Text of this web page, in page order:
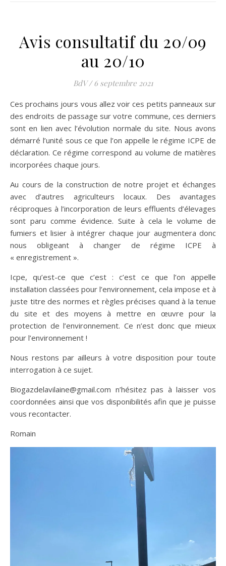
Avis consultatif du 20/09
au 20/10
BdV / 6 septembre 2021
Ces prochains jours vous allez voir ces petits panneaux sur
des endroits de passage sur votre commune, ces derniers
sont en lien avec l’évolution normale du site. Nous avons
démarré l’unité sous ce que l’on appelle le régime ICPE de
déclaration. Ce régime correspond au volume de matières
incorporées chaque jours.
Au cours de la construction de notre projet et échanges
avec d’autres agriculteurs locaux. Des avantages
réciproques à l’incorporation de leurs effluents d’élevages
sont paru comme évidence. Suite à cela le volume de
fumiers et lisier à intégrer chaque jour augmentera donc
nous obligeant à changer de régime ICPE à
« enregistrement ».
Icpe, qu’est-ce que c’est : c’est ce que l’on appelle
installation classées pour l’environnement, cela impose et à
juste titre des normes et règles précises quand à la tenue
du site et des moyens à mettre en œuvre pour la
protection de l’environnement. Ce n’est donc que mieux
pour l’environnement !
Nous restons par ailleurs à votre disposition pour toute
interrogation à ce sujet.
Biogazdelavilaine@gmail.com n’hésitez pas à laisser vos
coordonnées ainsi que vos disponibilités afin que je puisse
vous recontacter.
Romain